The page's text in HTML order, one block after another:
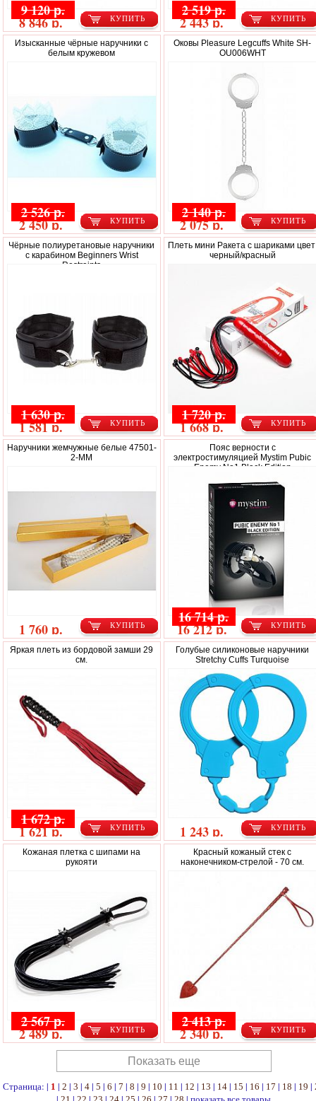
КУПИТЬ
9 120 р.
8 846 р. КУПИТЬ
2 519 р.
2 443 р.
Изысканные чёрные наручники с
белым кружевом
КУПИТЬ
2 526 р.
2 450 р.
Оковы Pleasure Legcuffs White SH-
OU006WHT
КУПИТЬ
2 140 р.
2 075 р.
Чёрные полиуретановые наручники
с карабином Beginners Wrist
Restraints
КУПИТЬ
1 630 р.
1 581 р.
Плеть мини Ракета с шариками
черный/красный
КУПИТЬ
1 720 р.
1 668 р.
Наручники жемчужные белые 47501-
2-MM
КУПИТЬ
1 760 р.
Пояс верности с
электростимуляцией Mystim Pubic
Enemy No1 Black Edition
КУПИТЬ
16 714 р.
16 212 р.
Яркая плеть из бордовой замши 29
см.
КУПИТЬ
1 672 р.
1 621 р.
Голубые силиконовые наручники
Stretchy Cuffs Turquoise
КУПИТЬ
1 243 р.
Кожаная плетка с шипами на
рукояти
КУПИТЬ
2 567 р.
2 489 р.
Красный кожаный стек с
наконечником-стрелой - 70 см.
КУПИТЬ
2 413 р.
2 340 р.
Показать еще
Страница: | 1 |2 |3 |4 |5 |6 |7 |8 |9 | 10 | 11 | 12 | 13 | 14 | 15 | 16 | 17 | 18 | 19 |